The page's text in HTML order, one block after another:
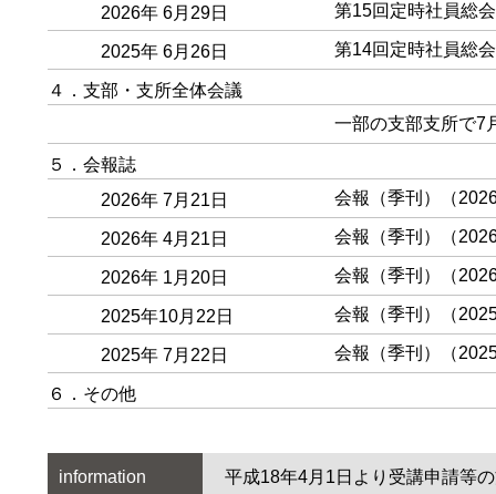
2026年 6月29日
第15回定時社員総
2025年 6月26日 第14回定時社員総
４．支部・支所全体会議
一部の支部支所で7
５．会報誌
2026年 7月21日
会報（季刊）（
2026年 4月21日 会報（季刊）（
2026年 1月20日 会報（季刊）（
2025年10月22日 会報（季刊）（
2025年 7月22日 会報（季刊）（
６．その他
information 平成18年4月1日より受講申請等